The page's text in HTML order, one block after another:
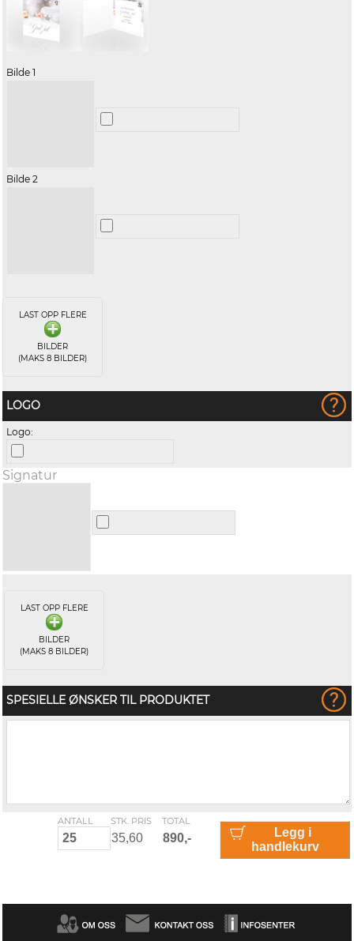
Bilde 1
Bilde 2
LAST OPP FLERE
BILDER
(MAKS 8 BILDER)
LOGO
Logo:
Signatur
LAST OPP FLERE
BILDER
(MAKS 8 BILDER)
SPESIELLE ØNSKER TIL PRODUKTET
ANTALL STK. PRIS TOTAL
Legg i
handlekurv